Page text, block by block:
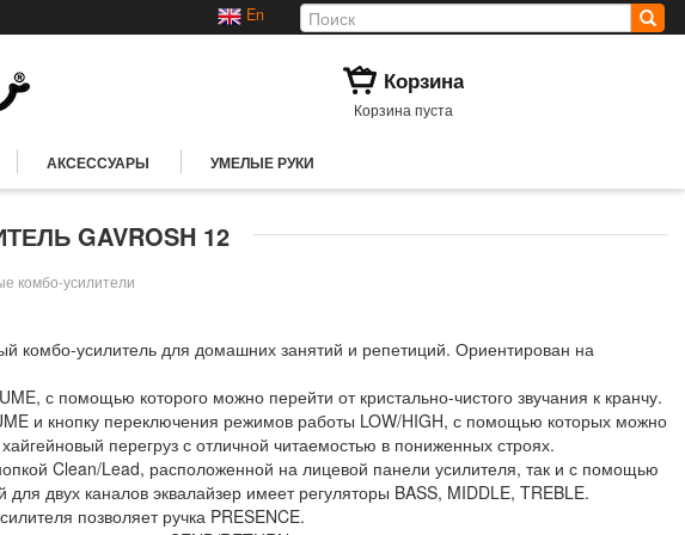
En
Корзина
Корзина пуста
АКСЕССУАРЫ УМЕЛЫЕ РУКИ
GAVROSH 12
комбо-усилители
комбо-усилитель для домашних занятий и репетиций. Ориентирован на
с помощью которого можно перейти от кристально-чистого звучания к кранчу.
и кнопку переключения режимов работы LOW/HIGH, с помощью которых можно
перегруз с отличной читаемостью в пониженных строях.
Clean/Lead, расположенной на лицевой панели усилителя, так и с помощью
двух каналов эквалайзер имеет регуляторы BASS, MIDDLE, TREBLE.
позволяет ручка PRESENCE.